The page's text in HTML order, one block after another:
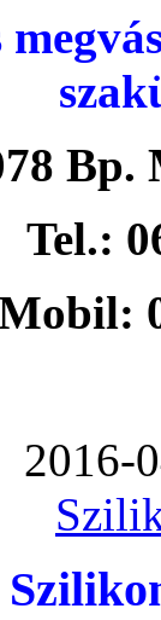
Bp.
Tel.:
2016-